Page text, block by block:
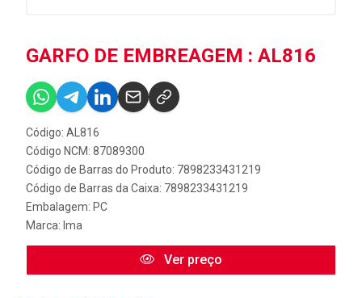
GARFO DE EMBREAGEM : AL816
Código: AL816
Código NCM: 87089300
Código de Barras do Produto: 7898233431219
Código de Barras da Caixa: 7898233431219
Embalagem: PC
Marca: Ima
Ver preço